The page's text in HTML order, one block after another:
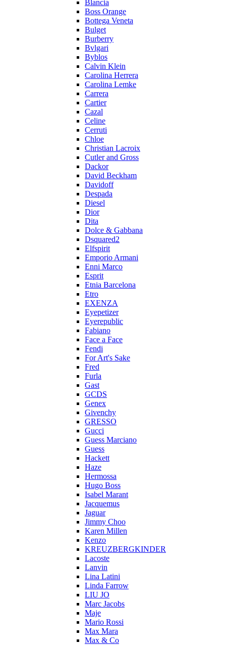
Blancia
Boss Orange
Bottega Veneta
Bulget
Burberry
Bvlgari
Byblos
Calvin Klein
Carolina Herrera
Carolina Lemke
Carrera
Cartier
Cazal
Celine
Cerruti
Chloe
Christian Lacroix
Cutler and Gross
Dackor
David Beckham
Davidoff
Despada
Diesel
Dior
Dita
Dolce & Gabbana
Dsquared2
Elfspirit
Emporio Armani
Enni Marco
Esprit
Etnia Barcelona
Etro
EXENZA
Eyepetizer
Eyerepublic
Fabiano
Face a Face
Fendi
For Art's Sake
Fred
Furla
Gast
GCDS
Genex
Givenchy
GRESSO
Gucci
Guess Marciano
Guess
Hackett
Haze
Hermossa
Hugo Boss
Isabel Marant
Jacquemus
Jaguar
Jimmy Choo
Karen Millen
Kenzo
KREUZBERGKINDER
Lacoste
Lanvin
Lina Latini
Linda Farrow
LIU JO
Marc Jacobs
Maje
Mario Rossi
Max Mara
Max & Co